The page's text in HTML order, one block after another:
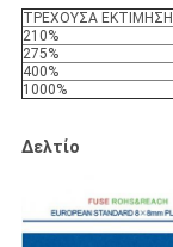
ΤΡΕΧΟΥΣΑ ΕΚΤΙΜΗΣΗ
210%
275%
400%
1000%
Δελτίο